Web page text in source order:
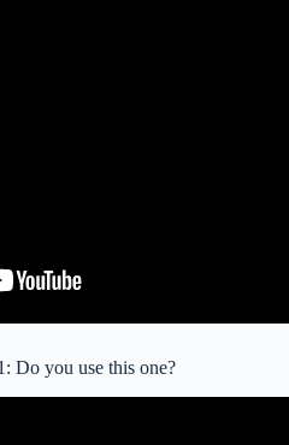
Do you use this one?